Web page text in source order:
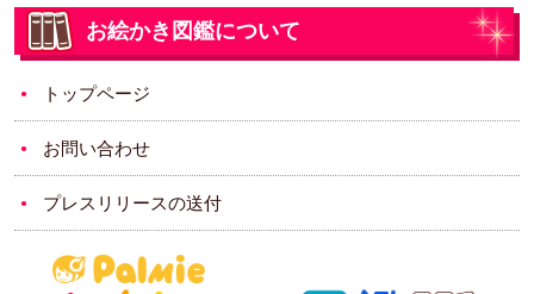
お絵かき図鑑について
トップページ
お問い合わせ
プレスリリースの送付